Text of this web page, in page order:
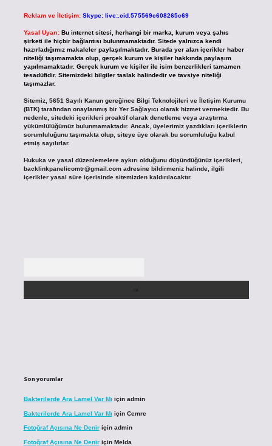
Reklam ve İletişim: Skype: live:.cid.575569c608265c69
Yasal Uyarı: Bu internet sitesi, herhangi bir marka, kurum veya şahıs
şirketi ile hiçbir bağlantısı bulunmamaktadır. Sitede yalnızca kendi
hazırladığımız makaleler paylaşılmaktadır. Burada yer alan içerikler haber
niteliği taşımamakta olup, gerçek kurum ve kişiler hakkında paylaşım
yapılmamaktadır. Gerçek kurum ve kişiler ile isim benzerlikleri tamamen
tesadüfidir. Sitemizdeki bilgiler taslak halindedir ve tavsiye niteliği
taşımazlar.
Sitemiz, 5651 Sayılı Kanun gereğince Bilgi Teknolojileri ve İletişim Kurumu
(BTK) tarafından onaylanmış bir Yer Sağlayıcı olarak hizmet vermektedir. Bu
nedenle, sitedeki içerikleri proaktif olarak denetleme veya araştırma
yükümlülüğümüz bulunmamaktadır. Ancak, üyelerimiz yazdıkları içeriklerin
sorumluluğunu taşımakta olup, siteye üye olarak bu sorumluluğu kabul
etmiş sayılırlar.
Hukuka ve yasal düzenlemelere aykırı olduğunu düşündüğünüz içerikleri,
backlinkpanelicomtr@gmail.comadresine bildirmeniz halinde, ilgili
içerikler yasal süre içerisinde sitemizden kaldırılacaktır.
Son yorumlar
Bakterilerde Ara Lamel Var Mı için admin
Bakterilerde Ara Lamel Var Mı için Cemre
Fotoğraf Açısına Ne Deniriçin admin
Fotoğraf Açısına Ne Deniriçin Melda